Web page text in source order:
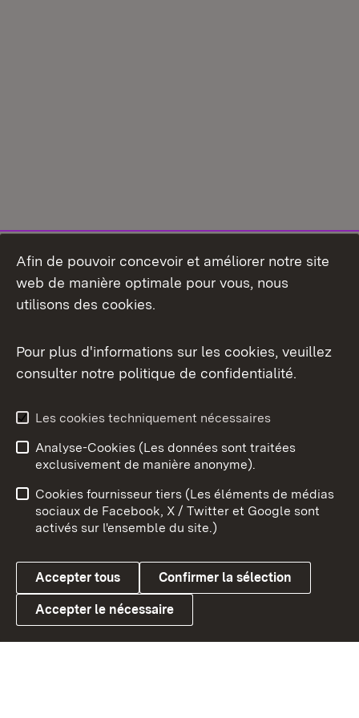
Aperçu des thèmes
Link zum Landesportal
Conseils d'utilisation
Confidentialité
Cookies
Afin de pouvoir concevoir et améliorer notre site
web de manière optimale pour vous, nous
utilisons des cookies.
Pour plus d'informations sur les cookies, veuillez
consulter notre politique de confidentialité.
Les cookies techniquement nécessaires
Analyse-Cookies (Les données sont traitées
exclusivement de manière anonyme).
Cookies fournisseur tiers (Les éléments de médias
sociaux de Facebook, X / Twitter et Google sont
activés sur l'ensemble du site.)
Accepter tous Confirmer la sélection
Accepter le nécessaire